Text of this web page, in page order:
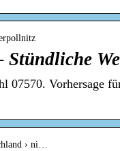
07570. Vorhersage
› ni…